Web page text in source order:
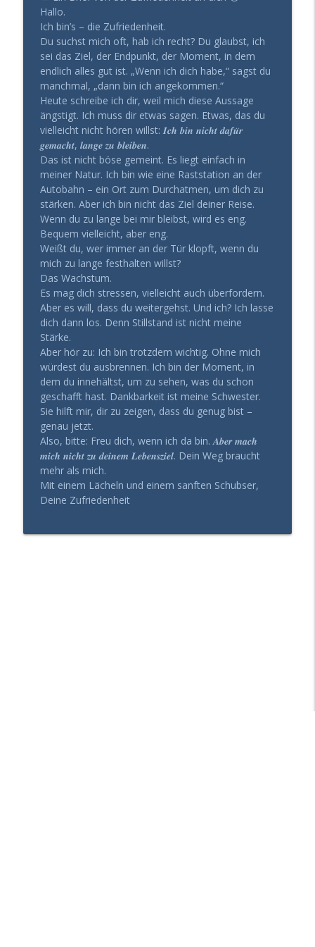
Gesund Führen - der Leadership Podcast
Mit 60 mehr Energie haben, als mit 30?
(Das Geheimnis der Kohärenz)
Gesund Führen - der Leadership Podcast
info_outline
Die „Vernunft-Falle“: Warum erfahrenen
Chefs der Durchbruch fehlt
Blutwerte top, trotzdem erschöpft?
Warum Urlaub dir nicht mehr hilft
Gesund Führen - der Leadership Podcast
Entscheidungserschöpfung: Wie du trotz
Dauerstress die Nerven behältst
Gesund Führen - der Leadership Podcast
Warum dein Hormonsystem über deinen
Erfolg entscheidet
Gesund Führen - der Leadership Podcast
info_outline
Fokus verloren? Deine Hormone könnten
der Grund sein
Gesund Führen - der Leadership Podcast
314 – Respektlos ohne es zu merken?
René Borbonus über wertschätzende
Kommunikation
Hallo.
Ich bin’s – die Zufriedenheit.
Du suchst mich oft, hab ich recht? Du glaubst, ich
sei das Ziel, der Endpunkt, der Moment, in dem
endlich alles gut ist. „Wenn ich dich habe,“ sagst du
manchmal, „dann bin ich angekommen.“
Heute schreibe ich dir, weil mich diese Aussage
ängstigt. Ich muss dir etwas sagen. Etwas, das du
vielleicht nicht hören willst: 𝑰𝒄𝒉 𝒃𝒊𝒏 𝒏𝒊𝒄𝒉𝒕 𝒅𝒂𝒇𝒖̈𝒓
𝒈𝒆𝒎𝒂𝒄𝒉𝒕, 𝒍𝒂𝒏𝒈𝒆 𝒛𝒖 𝒃𝒍𝒆𝒊𝒃𝒆𝒏.
Das ist nicht böse gemeint. Es liegt einfach in
meiner Natur. Ich bin wie eine Raststation an der
Autobahn – ein Ort zum Durchatmen, um dich zu
stärken. Aber ich bin nicht das Ziel deiner Reise.
Wenn du zu lange bei mir bleibst, wird es eng.
Bequem vielleicht, aber eng.
Weißt du, wer immer an der Tür klopft, wenn du
mich zu lange festhalten willst?
Das Wachstum.
Es mag dich stressen, vielleicht auch überfordern.
Aber es will, dass du weitergehst. Und ich? Ich lasse
dich dann los. Denn Stillstand ist nicht meine
Stärke.
Aber hör zu: Ich bin trotzdem wichtig. Ohne mich
würdest du ausbrennen. Ich bin der Moment, in
dem du innehältst, um zu sehen, was du schon
geschafft hast. Dankbarkeit ist meine Schwester.
Sie hilft mir, dir zu zeigen, dass du genug bist –
genau jetzt.
Also, bitte: Freu dich, wenn ich da bin. 𝑨𝒃𝒆𝒓 𝒎𝒂𝒄𝒉
𝒎𝒊𝒄𝒉 𝒏𝒊𝒄𝒉𝒕 𝒛𝒖 𝒅𝒆𝒊𝒏𝒆𝒎 𝑳𝒆𝒃𝒆𝒏𝒔𝒛𝒊𝒆𝒍. Dein Weg braucht
mehr als mich.
Mit einem Lächeln und einem sanften Schubser,
Deine Zufriedenheit